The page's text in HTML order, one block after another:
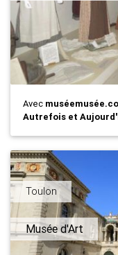
Avec
Autrefois et
Toulon
Musée d'Art